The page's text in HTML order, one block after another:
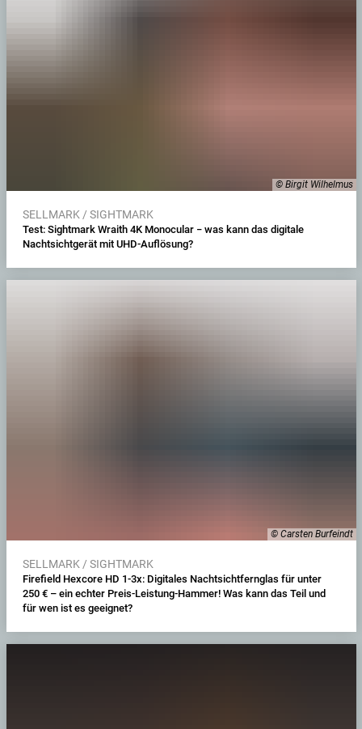
© Birgit Wilhelmus
SELLMARK / SIGHTMARK
Test: Sightmark Wraith 4K Monocular − was kann das digitale
Nachtsichtgerät mit UHD-Auflösung?
© Carsten Burfeindt
SELLMARK / SIGHTMARK
Firefield Hexcore HD 1-3x: Digitales Nachtsichtfernglas für unter
250 € – ein echter Preis-Leistung-Hammer! Was kann das Teil und
für wen ist es geeignet?